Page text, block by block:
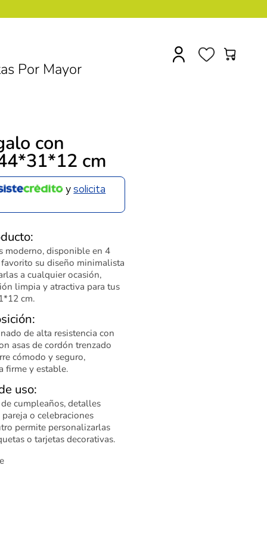
Por Mayor
0
con
cm
ysolicita
moderno, disponible en 4
su diseño minimalista
a cualquier ocasión,
limpia y atractiva para tus
cm.
de alta resistencia con
asas de cordón trenzado
cómodo y seguro,
firme y estable.
uso:
cumpleaños, detalles
o celebraciones
permite personalizarlas
o tarjetas decorativas.